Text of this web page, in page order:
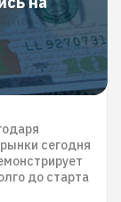
сегодня
до старта